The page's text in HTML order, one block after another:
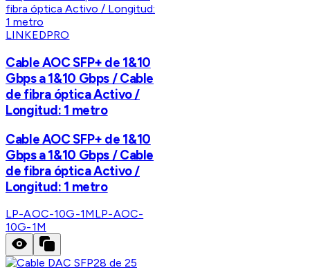
LINKEDPRO
Cable AOC SFP+ de 1&10
Gbps a 1&10 Gbps / Cable
de fibra óptica Activo /
Longitud: 1 metro
Cable AOC SFP+ de 1&10
Gbps a 1&10 Gbps / Cable
de fibra óptica Activo /
Longitud: 1 metro
LP-AOC-10G-1MLP-AOC-
10G-1M